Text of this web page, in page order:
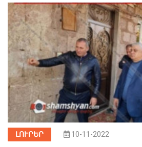
ԼՈՒՐԵՐ 10-11-2022